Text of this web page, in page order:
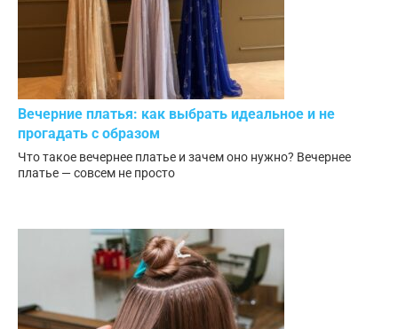
Вечерние платья: как выбрать идеальное и не
прогадать с образом
Что такое вечернее платье и зачем оно нужно? Вечернее
платье — совсем не просто